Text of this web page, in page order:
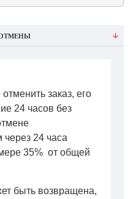
заказ, его
24 часов без
через 24 часа
35% от общей
быть возвращена,